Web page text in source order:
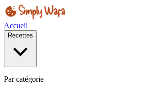
Accueil
Recettes
Par catégorie